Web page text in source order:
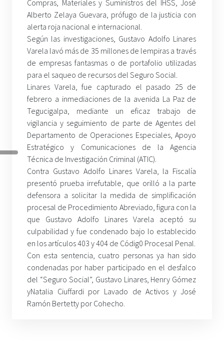
Compras, Materiales y Suministros del IHSS, José
Alberto Zelaya Guevara, prófugo de la justicia con
alerta roja nacional e internacional.
Según las investigaciones, Gustavo Adolfo Linares
Varela lavó más de 35 millones de lempiras a través
de empresas fantasmas o de portafolio utilizadas
para el saqueo de recursos del Seguro Social.
Linares Varela, fue capturado el pasado 25 de
febrero a inmediaciones de la avenida La Paz de
Tegucigalpa, mediante un eficaz trabajo de
vigilancia y seguimiento de parte de Agentes del
Departamento de Operaciones Especiales, Apoyo
Estratégico y Comunicaciones de la Agencia
Técnica de Investigación Criminal (ATIC).
Contra Gustavo Adolfo Linares Varela, la Fiscalía
presentó prueba irrefutable, que orilló a la parte
defensora a solicitar la medida de simplificación
procesal de Procedimiento Abreviado, figura con la
que Gustavo Adolfo Linares Varela aceptó su
culpabilidad y fue condenado bajo lo establecido
en los artículos 403 y 404 de Códig0 Procesal Penal.
Con esta sentencia, cuatro personas ya han sido
condenadas por haber participado en el desfalco
del “Seguro Social”, Gustavo Linares, Henry Gómez
yNatalia Ciuffardi por Lavado de Activos y José
Ramón Bertetty por Cohecho.